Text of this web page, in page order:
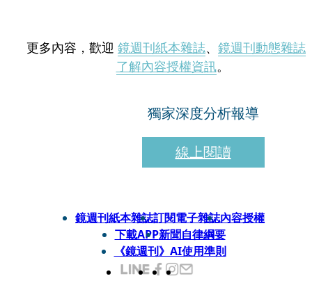
更多內容，歡迎 鏡週刊紙本雜誌、 鏡週刊動態雜誌
了解內容授權資訊。
獨家深度分析報導
線上閱讀
鏡週刊紙本雜誌訂閱電子雜誌內容授權
下載APP新聞自律綱要
《鏡週刊》AI使用準則